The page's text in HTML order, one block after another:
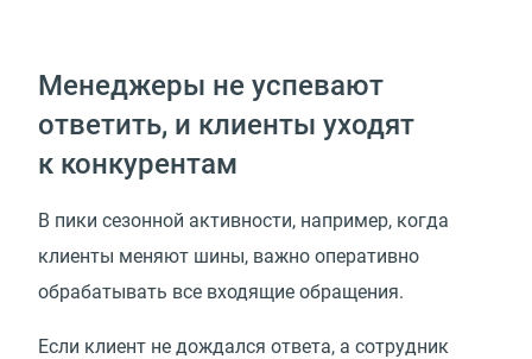
Менеджеры не успевают
ответить, и клиенты уходят
к конкурентам
В пики сезонной активности, например, когда
клиенты меняют шины, важно оперативно
обрабатывать все входящие обращения.
Если клиент не дождался ответа, а сотрудник